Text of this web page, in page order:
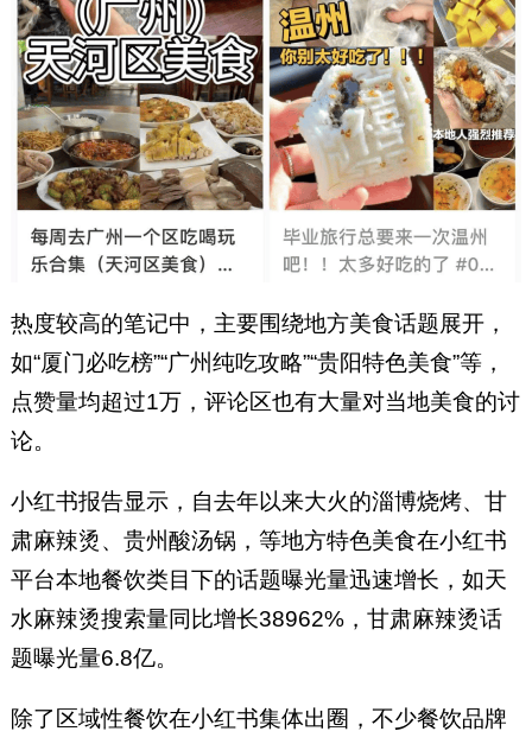
热度较高的笔记中，主要围绕地方美食话题展开，
如“厦门必吃榜”“广州纯吃攻略”“贵阳特色美食”等，
点赞量均超过1万，评论区也有大量对当地美食的讨
论。
小红书报告显示，自去年以来大火的淄博烧烤、甘
肃麻辣烫、贵州酸汤锅，等地方特色美食在小红书
平台本地餐饮类目下的话题曝光量迅速增长，如天
水麻辣烫搜索量同比增长38962%，甘肃麻辣烫话
题曝光量6.8亿。
除了区域性餐饮在小红书集体出圈，不少餐饮品牌